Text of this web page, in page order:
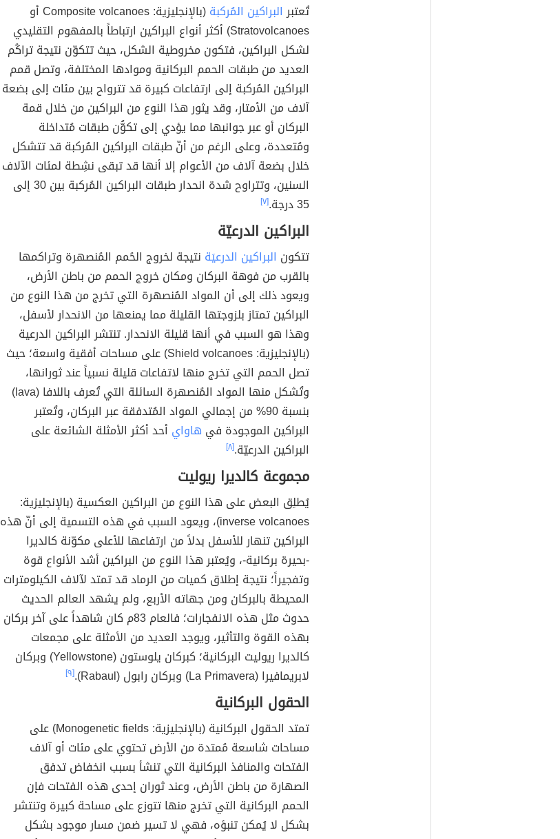
تُعتبرالبراكين المُركبة
(بالإنجليزية: Composite volcanoes أو
Stratovolcanoes) أكثر أنواع البراكين ارتباطاً بالمفهوم التقليدي
لشكل البراكين، فتكون مخروطية الشكل، حيث تتكوّن نتيجة تراكُم
العديد من طبقات الحمم البركانية وموادها المختلفة، وتصل قمم
البراكين المُركبة إلى ارتفاعات كبيرة قد تترواح بين مئات إلى بضعة
آلاف من الأمتار، وقد يثور هذا النوع من البراكين من خلال قمة
البركان أو عبر جوانبها مما يؤدي إلى تكوُّن طبقات مُتداخلة
ومُتعددة، وعلى الرغم من أنّ طبقات البراكين المُركبة قد تتشكل
خلال بضعة آلاف من الأعوام إلا أنها قد تبقى نشِطة لمئات الآلاف
السنين، وتتراوح شدة انحدار طبقات البراكين المُركبة بين 30 إلى
35 درجة.
[٧]
البراكين الدرعيّة
تتكون البراكين الدرعيَة نتيجة لخروج الحُمم المُنصهرة وتراكمها
بالقرب من فوهة البركان ومكان خروج الحمم من باطن الأرض،
ويعود ذلك إلى أن المواد المُنصهرة التي تخرج من هذا النوع من
البراكين تمتاز بلزوجتها القليلة مما يمنعها من الانحدار لأسفل،
وهذا هو السبب في أنها قليلة الانحدار. تنتشر البراكين الدرعية
(بالإنجليزية: Shield volcanoes) على مساحات أفقية واسعة؛ حيث
تصل الحمم التي تخرج منها لاتفاعات قليلة نسبياً عند ثورانها،
وتُشكل منها المواد المُنصهرة السائلة التي تُعرف باللافا (lava)
بنسبة 90% من إجمالي المواد المُتدفقة عبر البركان، وتُعتبر
البراكين الموجودة في هاواي أحد أكثر الأمثلة الشائعة على
البراكين الدرعيّة.[٨]
مجموعة كالديرا ريوليت
يُطلِق البعض على هذا النوع من البراكين العكسية (بالإنجليزية:
inverse volcanoes)، ويعود السبب في هذه التسمية إلى أنّ هذه
البراكين تنهار للأسفل بدلاً من ارتفاعها للأعلى مكوّنة كالديرا
-بحيرة بركانية-، ويُعتبر هذا النوع من البراكين أشد الأنواع قوة
وتفجيراً؛ نتيجة إطلاق كميات من الرماد قد تمتد لآلاف الكيلومترات
المحيطة بالبركان ومن جهاته الأربع، ولم يشهد العالم الحديث
حدوث مثل هذه الانفجارات؛ فالعام 83م كان شاهداً على آخر بركان
بهذه القوة والتأثير، ويوجد العديد من الأمثلة على مجمعات
كالديرا ريوليت البركانية؛ كبركان يلوستون (Yellowstone) وبركان
لابريمافيرا (La Primavera) وبركان رابول (Rabaul).
[٩]
الحقول البركانية
تمتد الحقول البركانية (بالإنجليزية: Monogenetic fields) على
مساحات شاسعة مُمتدة من الأرض تحتوي على مئات أو آلاف
الفتحات والمنافذ البركانية التي تنشأ بسبب انخفاض تدفق
الصهارة من باطن الأرض، وعند ثوران إحدى هذه الفتحات فإن
الحمم البركانية التي تخرج منها تتوزع على مساحة كبيرة وتنتشر
بشكل لا يُمكن تنبؤه، فهي لا تسير ضمن مسار موجود بشكل